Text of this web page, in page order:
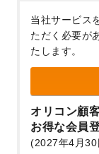
当社サービス
ただく必要が
たします。
オリコン顧
お得な会員
(2027年4月30